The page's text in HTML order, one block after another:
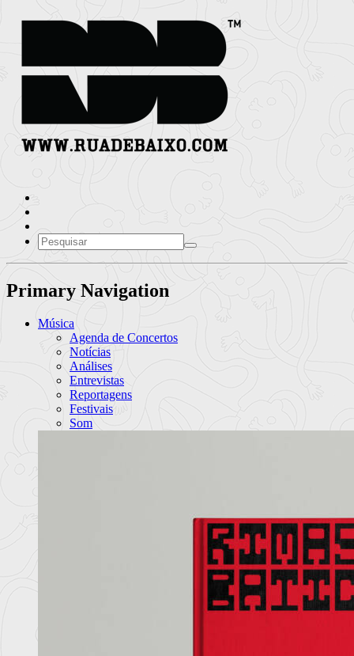
Primary Navigation
Música
Agenda de Concertos
Notícias
Análises
Entrevistas
Reportagens
Festivais
Som